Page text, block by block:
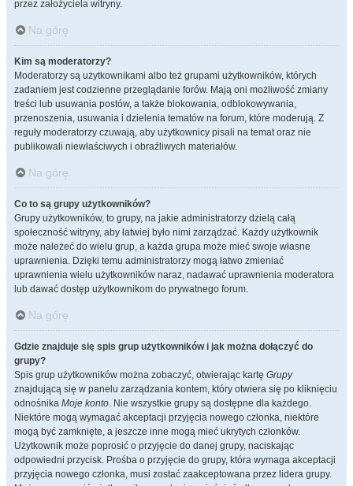
przez założyciela witryny.
Na górę
Kim są moderatorzy?
Moderatorzy są użytkownikami albo też grupami użytkowników, których
zadaniem jest codzienne przeglądanie forów. Mają oni możliwość zmiany
treści lub usuwania postów, a także blokowania, odblokowywania,
przenoszenia, usuwania i dzielenia tematów na forum, które moderują. Z
reguły moderatorzy czuwają, aby użytkownicy pisali na temat oraz nie
publikowali niewłaściwych i obraźliwych materiałów.
Na górę
Co to są grupy użytkowników?
Grupy użytkowników, to grupy, na jakie administratorzy dzielą całą
społeczność witryny, aby łatwiej było nimi zarządzać. Każdy użytkownik
może należeć do wielu grup, a każda grupa może mieć swoje własne
uprawnienia. Dzięki temu administratorzy mogą łatwo zmieniać
uprawnienia wielu użytkowników naraz, nadawać uprawnienia moderatora
lub dawać dostęp użytkownikom do prywatnego forum.
Na górę
Gdzie znajduje się spis grup użytkowników i jak można dołączyć do
grupy?
Spis grup użytkowników można zobaczyć, otwierając kartę Grupy
znajdującą się w panelu zarządzania kontem, który otwiera się po kliknięciu
odnośnika Moje konto. Nie wszystkie grupy są dostępne dla każdego.
Niektóre mogą wymagać akceptacji przyjęcia nowego członka, niektóre
mogą być zamknięte, a jeszcze inne mogą mieć ukrytych członków.
Użytkownik może poprosić o przyjęcie do danej grupy, naciskając
odpowiedni przycisk. Prośba o przyjęcie do grupy, która wymaga akceptacji
przyjęcia nowego członka, musi zostać zaakceptowana przez lidera grupy.